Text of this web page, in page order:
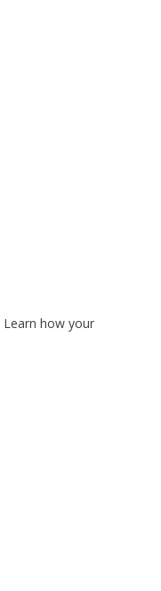
Learn how your